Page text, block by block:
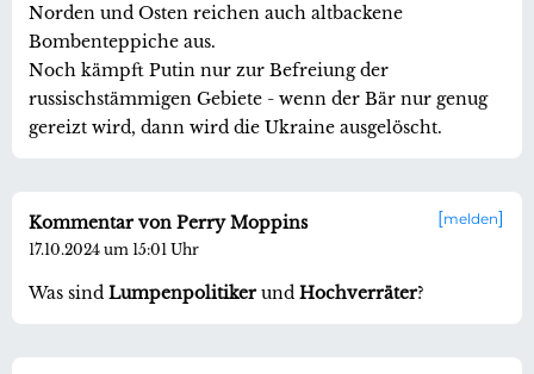
Norden und Osten reichen auch altbackene
Bombenteppiche aus.
Noch kämpft Putin nur zur Befreiung der
russischstämmigen Gebiete - wenn der Bär nur genug
gereizt wird, dann wird die Ukraine ausgelöscht.
melden
Kommentar von Perry Moppins
17.10.2024 um 15:01 Uhr
Was sind Lumpenpolitikerund Hochverräter?